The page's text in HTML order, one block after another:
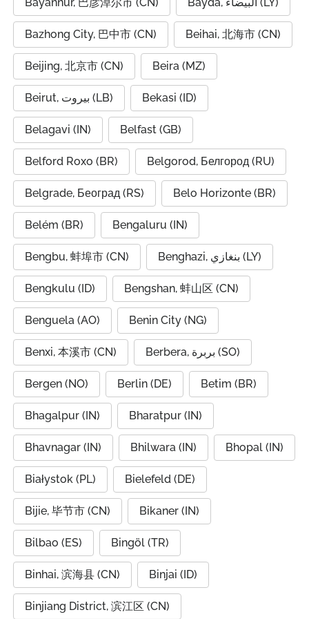
Bazhong City, 巴中市 (CN) Beihai, 北海市 (CN)
Beijing, 北京市 (CN) Beira (MZ)
Beirut, بيروت (LB) Bekasi (ID)
Belagavi (IN) Belfast (GB)
Belford Roxo (BR) Belgorod, Белгород (RU)
Belgrade, Београд (RS) Belo Horizonte (BR)
Belém (BR) Bengaluru (IN)
Bengbu, 蚌埠市 (CN) Benghazi, بنغازي (LY)
Bengkulu (ID) Bengshan, 蚌山区 (CN)
Benguela (AO) Benin City (NG)
Benxi, 本溪市 (CN) Berbera, بربرة (SO)
Bergen (NO) Berlin (DE) Betim (BR)
Bhagalpur (IN) Bharatpur (IN)
Bhavnagar (IN) Bhilwara (IN) Bhopal (IN)
Białystok (PL) Bielefeld (DE)
Bijie, 毕节市 (CN) Bikaner (IN)
Bilbao (ES) Bingöl (TR)
Binhai, 滨海县 (CN) Binjai (ID)
Binjiang District, 滨江区 (CN)